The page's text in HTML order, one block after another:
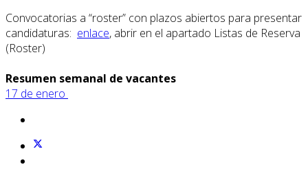
Convocatorias a “roster” con plazos abiertos para presentar
candidaturas: enlace, abrir en el apartado Listas de Reserva
(Roster)
Resumen semanal de vacantes
17 de enero